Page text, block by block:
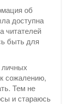
об
доступна
читателей
быть для
личных
сожалению,
Тем не
и стараюсь